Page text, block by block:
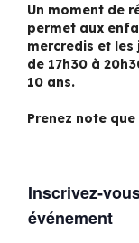
Un moment de
permet aux
mercredis et les
de 17h30 à
10 ans.
Prenez note
Inscrivez-
événement